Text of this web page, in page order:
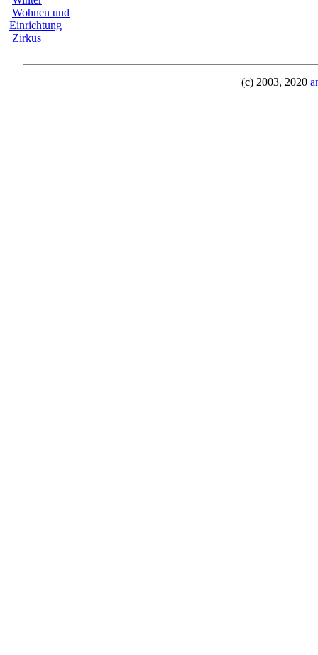
Wohnen und
Einrichtung
Zirkus
(c) 2003, 2020